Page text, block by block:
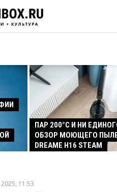
ПАР 200°C И НИ
ОБЗОР МОЮЩЕГО
DREAME H16 STEAM
11:53